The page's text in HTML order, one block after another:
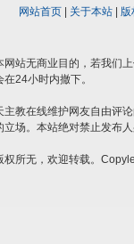
网站首页| 关于本站| 版
网站无商业目的，若我们
在24小时内撤下。
主教在线维护网友自由评
立场。本站绝对禁止发布
权所无，欢迎转载。